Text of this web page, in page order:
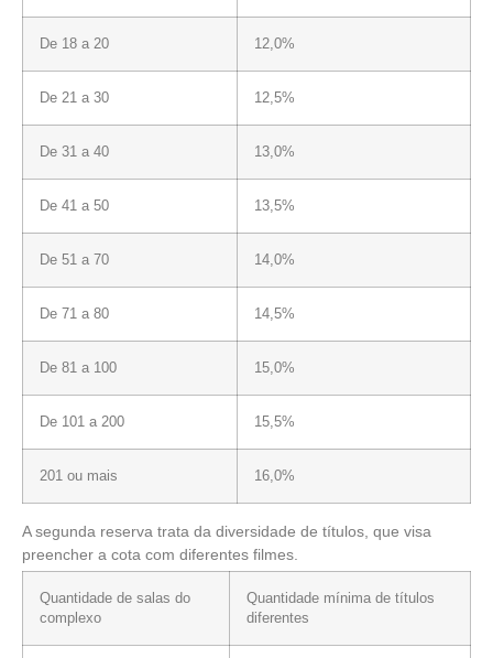
De 18 a 20 12,0%
De 21 a 30 12,5%
De 31 a 40 13,0%
De 41 a 50 13,5%
De 51 a 70 14,0%
De 71 a 80 14,5%
De 81 a 100 15,0%
De 101 a 200 15,5%
201 ou mais 16,0%
A segunda reserva trata da diversidade de títulos, que visa
preencher a cota com diferentes filmes.
Quantidade de salas do
complexo
Quantidade mínima de títulos
diferentes